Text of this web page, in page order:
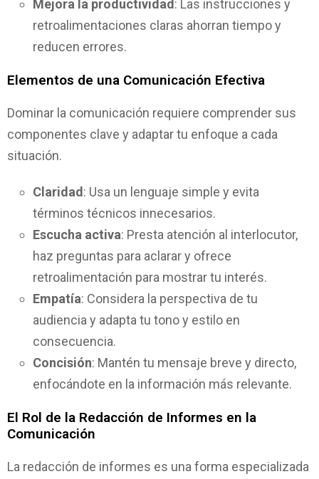
Mejora la productividad: Las instrucciones y
retroalimentaciones claras ahorran tiempo y
reducen errores.
Elementos de una Comunicación Efectiva
Dominar la comunicación requiere comprender sus
componentes clave y adaptar tu enfoque a cada
situación.
Claridad: Usa un lenguaje simple y evita
términos técnicos innecesarios.
Escucha activa: Presta atención al interlocutor,
haz preguntas para aclarar y ofrece
retroalimentación para mostrar tu interés.
Empatía: Considera la perspectiva de tu
audiencia y adapta tu tono y estilo en
consecuencia.
Concisión: Mantén tu mensaje breve y directo,
enfocándote en la información más relevante.
El Rol de la Redacción de Informes en la
Comunicación
La redacción de informes es una forma especializada